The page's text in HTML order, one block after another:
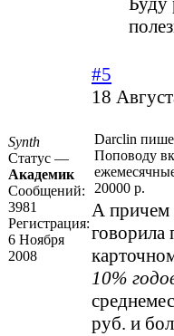
Synth
Статус —
Академик
Сообщений:
3981
Регистрация:
6 Ноября
2008
#5
18
Darclin
Поповоду
20000 р.
А причем
говорила
10%
руб. и